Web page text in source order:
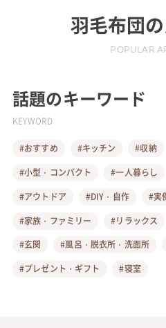
羽毛布団
POPULAR
話題のキーワード
KEYWORD
#おすすめ #キッチン #収納
#小型・コンパクト
#一人暮らし
#アウトドア
#DIY・自作 #実
#家族・ファミリー
#リラックス
#玄関
#風呂・脱衣所・洗面所
#プレゼント・ギフト
#寝室